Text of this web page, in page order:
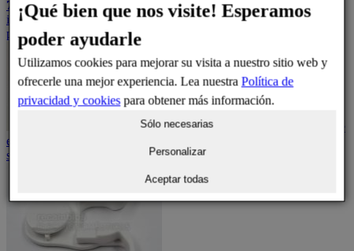
740209500Panel de cajón inferior/superior Panel de cajón sin
imprimirDisponibilidad:En stockPrecio:64,53€Número de
posición: 1352, 1362
Referencia:
estante puerta
stock
Número de posición: 1310
¡Qué bien que nos visite! Esperamos
poder ayudarle
Utilizamos cookies para mejorar su visita a nuestro sitio web y
ofrecerle una mejor experiencia. Lea nuestra Política de
privacidad y cookiespara obtener más información.
Sólo necesarias
Personalizar
Aceptar todas